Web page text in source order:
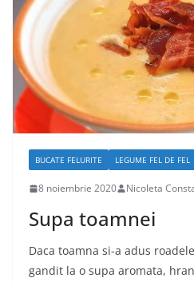
BUCATE FELURITE LEGUME FEL DE FEL
8 noiembrie 2020 Nicoleta
Supa toamnei
Daca toamna si-a adus
gandit la o supa aromata,